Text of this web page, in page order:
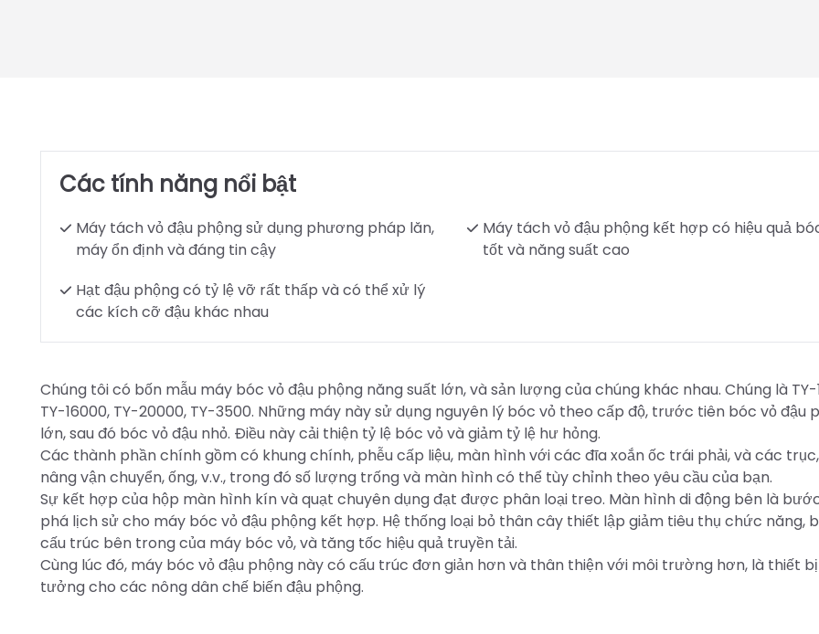
Các tính năng nổi bật
Máy tách vỏ đậu phộng sử dụng phương pháp lăn,
máy ổn định và đáng tin cậy
Máy tách vỏ đậu phộng kết hợp có hiệu quả
tốt và năng suất cao
Hạt đậu phộng có tỷ lệ vỡ rất thấp và có thể xử lý
các kích cỡ đậu khác nhau
Chúng tôi có bốn mẫu máy bóc vỏ đậu phộng năng suất lớn, và sản lượng của chúng khác nhau. Chúng là TY-
TY-16000, TY-20000, TY-3500. Những máy này sử dụng nguyên lý bóc vỏ theo cấp độ, trước tiên bóc vỏ đậu
lớn, sau đó bóc vỏ đậu nhỏ. Điều này cải thiện tỷ lệ bóc vỏ và giảm tỷ lệ hư hỏng.
Các thành phần chính gồm có khung chính, phễu cấp liệu, màn hình với các đĩa xoắn ốc trái phải, và các
nâng vận chuyển, ống, v.v., trong đó số lượng trống và màn hình có thể tùy chỉnh theo yêu cầu của bạn.
Sự kết hợp của hộp màn hình kín và quạt chuyên dụng đạt được phân loại treo. Màn hình di động bên là
phá lịch sử cho máy bóc vỏ đậu phộng kết hợp. Hệ thống loại bỏ thân cây thiết lập giảm tiêu thụ chức năng,
cấu trúc bên trong của máy bóc vỏ, và tăng tốc hiệu quả truyền tải.
Cùng lúc đó, máy bóc vỏ đậu phộng này có cấu trúc đơn giản hơn và thân thiện với môi trường hơn, là thiết
tưởng cho các nông dân chế biến đậu phộng.